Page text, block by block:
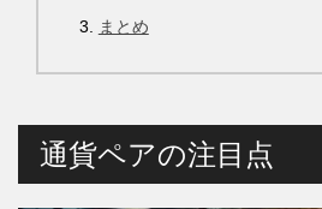
まとめ
通貨ペアの注目点